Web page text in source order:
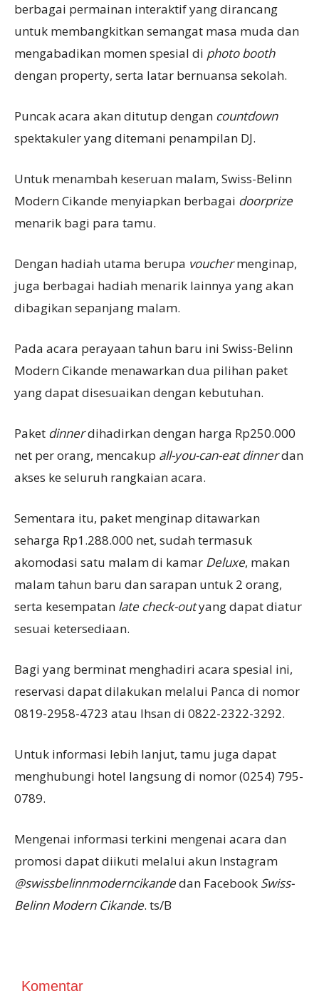
berbagai permainan interaktif yang dirancang
untuk membangkitkan semangat masa muda dan
mengabadikan momen spesial di photo booth
dengan property, serta latar bernuansa sekolah.
Puncak acara akan ditutup dengan countdown
spektakuler yang ditemani penampilan DJ.
Untuk menambah keseruan malam, Swiss-Belinn
Modern Cikande menyiapkan berbagai doorprize
menarik bagi para tamu.
Dengan hadiah utama berupa vouchermenginap,
juga berbagai hadiah menarik lainnya yang akan
dibagikan sepanjang malam.
Pada acara perayaan tahun baru ini Swiss-Belinn
Modern Cikande menawarkan dua pilihan paket
yang dapat disesuaikan dengan kebutuhan.
Paket dinnerdihadirkan dengan harga Rp250.000
net per orang, mencakup all-you-can-eat dinnerdan
akses ke seluruh rangkaian acara.
Sementara itu, paket menginap ditawarkan
seharga Rp1.288.000 net, sudah termasuk
akomodasi satu malam di kamar Deluxe, makan
malam tahun baru dan sarapan untuk 2 orang,
serta kesempatan late check-outyang dapat diatur
sesuai ketersediaan.
Bagi yang berminat menghadiri acara spesial ini,
reservasi dapat dilakukan melalui Panca di nomor
0819-2958-4723 atau Ihsan di 0822-2322-3292.
Untuk informasi lebih lanjut, tamu juga dapat
menghubungi hotel langsung di nomor (0254) 795-
0789.
Mengenai informasi terkini mengenai acara dan
promosi dapat diikuti melalui akun Instagram
@swissbelinnmoderncikandedan Facebook Swiss-
Belinn Modern Cikande. ts/B
Komentar